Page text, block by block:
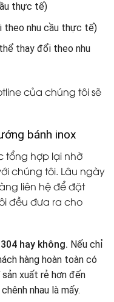
thực tế)
theo nhu cầu thực tế)
thay đổi theo nhu
của chúng tôi sẽ
bánh inox
tổng hợp lại nhờ
chúng tôi. Lâu ngày
liên hệ để đặt
đều đưa ra cho
hay không. Nếu chỉ
hàng hoàn toàn có
xuất rẻ hơn đến
nhau là mấy.